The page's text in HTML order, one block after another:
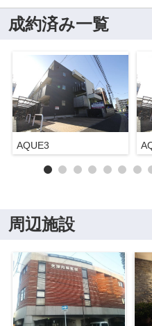
成約済み一覧
AQUE3
周辺施設